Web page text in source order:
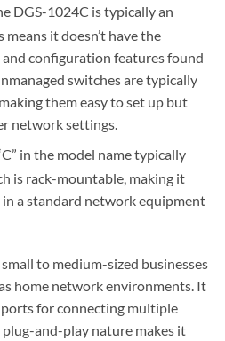
DGS-1024C is typically an
it doesn’t have the
configuration features found
switches are typically
them easy to set up but
network settings.
in the model name typically
is rack-mountable, making it
a standard network equipment
to medium-sized businesses
home network environments. It
for connecting multiple
and-play nature makes it